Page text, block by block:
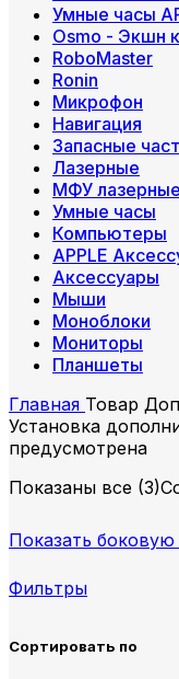
Умные часы
Osmo - Экшн
RoboMaster
Ronin
Микрофон
Навигация
Запасные
Лазерные
МФУ лазерные
Умные часы
Компьютеры
APPLE
Аксессуары
Мыши
Моноблоки
Мониторы
Планшеты
Главная Товар
Установка
предусмотрена
Показаны все (3)
Показать боковую
Фильтры
Сортировать по